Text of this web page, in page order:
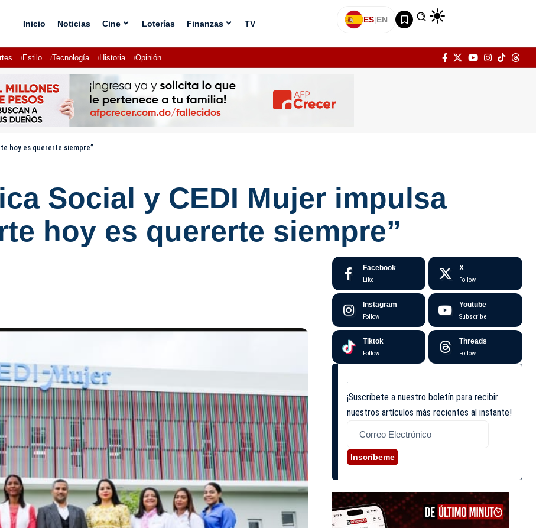
Inicio Noticias Cine Loterías Finanzas TV ES|EN
Estilo Tecnología Historia Opinión
hoy es quererte siempre”
Social y CEDI Mujer impulsa
hoy es quererte siempre”
Facebook
Like
X
Follow
Instagram
Follow
Youtube
Subscribe
Tiktok
Follow
Threads
Follow
¡Suscríbete a nuestro boletín para recibir
nuestros artículos más recientes al instante!
Inscríbeme